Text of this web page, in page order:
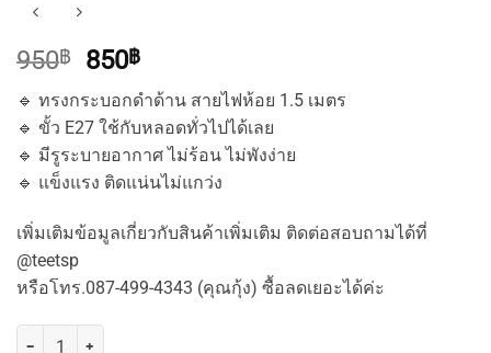
950฿
Original
price
was:
950฿.
850฿Current
price
is:
850฿.
🔹 ทรงกระบอกดำด้าน สายไฟห้อย 1.5 เมตร
🔹 ขั้ว E27 ใช้กับหลอดทั่วไปได้เลย
🔹 มีรูระบายอากาศ ไม่ร้อน ไม่พังง่าย
🔹 แข็งแรง ติดแน่นไม่แกว่ง
เพิ่มเติมข้อมูลเกี่ยวกับสินค้าเพิ่มเติม ติดต่อสอบถามได้ที่
@teetsp
หรือโทร.087-499-4343 (คุณกุ้ง) ซื้อลดเยอะได้ค่ะ
จำนวน TSP-1102/BK โคมไฟห้อย ดาวไลท์ 8" สีดำ ชิ้น